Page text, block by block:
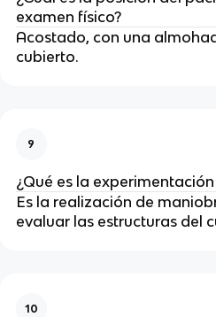
examen físico?
Acostado, con una
cubierto.
9
¿Qué es la
Es la realización de
evaluar las estructuras del
10